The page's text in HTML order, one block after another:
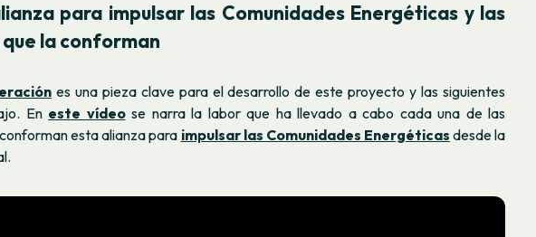
para impulsar las Comunidades Energéticas y las
la conforman
es una pieza clave para el desarrollo de este proyecto y las siguientes
En este vídeose narra la labor que ha llevado a cabo cada una de las
esta alianza para impulsar las Comunidades Energéticas desde la